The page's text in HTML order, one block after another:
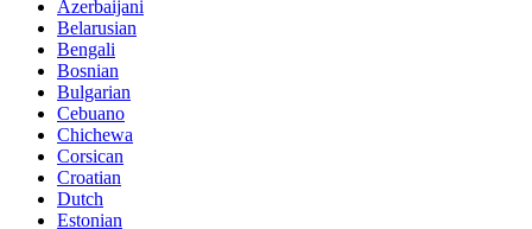
Azerbaijani
Belarusian
Bengali
Bosnian
Bulgarian
Cebuano
Chichewa
Corsican
Croatian
Dutch
Estonian